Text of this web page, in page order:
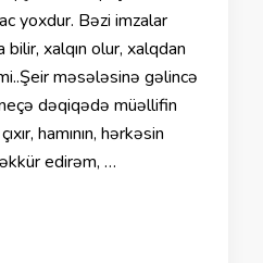
yoxdur. Bəzi imzalar
bilir, xalqın olur, xalqdan
məsələsinə gəlincə
neçə dəqiqədə müəllifin
hamının, hərkəsin
edirəm, …